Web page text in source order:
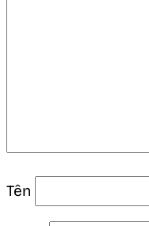
Tên